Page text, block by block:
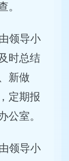
。
领导小
时总结
新做
定期报
公室。
领导小